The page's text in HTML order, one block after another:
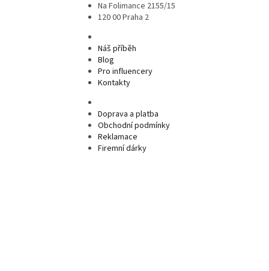
Na Folimance 2155/15
120 00 Praha 2
Náš příběh
Blog
Pro influencery
Kontakty
Doprava a platba
Obchodní podmínky
Reklamace
Firemní dárky